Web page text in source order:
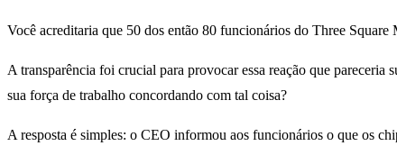
Você acreditaria que 50 dos então 80 funcionários do Three
A transparência foi crucial para provocar essa reação que
sua força de trabalho concordando com tal coisa?
A resposta é simples: o CEO informou aos funcionários o que os